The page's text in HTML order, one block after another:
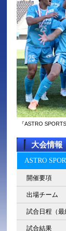
『ASTRO
大会情報
ASTRO
開催要項
出場チーム
試合日程（最
試合結果